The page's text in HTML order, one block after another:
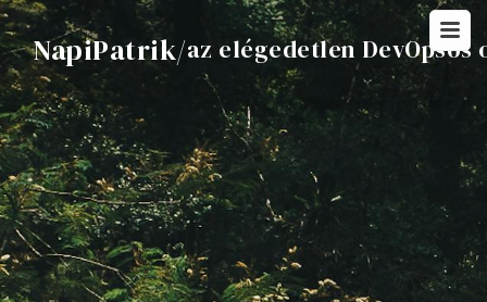
NapiPatrik/az elégedetlen DevOpsos